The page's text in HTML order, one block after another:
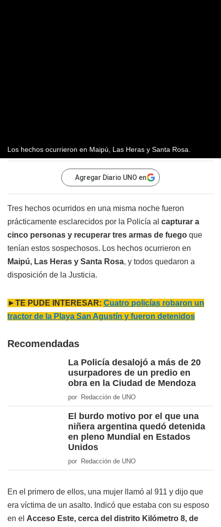
Los hechos ocurrieron en Maipú, Las Heras y Santa Rosa.
Agregar Diario UNO en
Tres hechos ocurridos en una misma noche fueron
prácticamente esclarecidos por la Policía al capturar a
cinco personas y recuperar tres armas de fuego que
tenían estos sospechosos. Los hechos ocurrieron en
Maipú, Las Heras y Santa Rosa, y todos quedaron a
disposición de la Justicia.
►TE PUDE INTERESAR: Cuatro policías robaron un
tractor de la Playa San Agustín y fueron detenidos
Recomendadas
La Policía desalojó a más de 20
usurpadores de un predio en
obra en la Ciudad de Mendoza
por Redacción de UNO
El burdo motivo por el que una
niñera argentina quedó detenida
en pleno Mundial en Estados
Unidos
por Redacción de UNO
En el primero de ellos, una mujer llamó al 911 y dijo que
era víctima de un asalto. Indicó que estaba con su esposo
en el Acceso Este, cerca del distrito Kilómetro 8, de